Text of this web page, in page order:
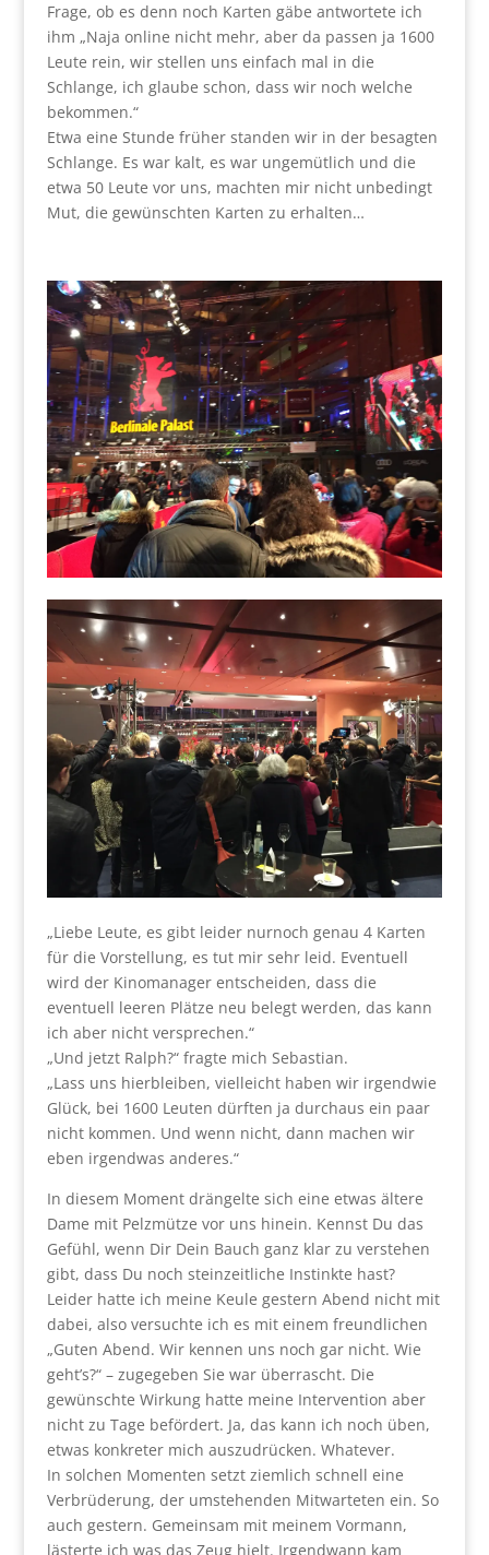
Frage, ob es denn noch Karten gäbe antwortete ich
ihm „Naja online nicht mehr, aber da passen ja 1600
Leute rein, wir stellen uns einfach mal in die
Schlange, ich glaube schon, dass wir noch welche
bekommen.“
Etwa eine Stunde früher standen wir in der besagten
Schlange. Es war kalt, es war ungemütlich und die
etwa 50 Leute vor uns, machten mir nicht unbedingt
Mut, die gewünschten Karten zu erhalten…
„Liebe Leute, es gibt leider nurnoch genau 4 Karten
für die Vorstellung, es tut mir sehr leid. Eventuell
wird der Kinomanager entscheiden, dass die
eventuell leeren Plätze neu belegt werden, das kann
ich aber nicht versprechen.“
„Und jetzt Ralph?“ fragte mich Sebastian.
„Lass uns hierbleiben, vielleicht haben wir irgendwie
Glück, bei 1600 Leuten dürften ja durchaus ein paar
nicht kommen. Und wenn nicht, dann machen wir
eben irgendwas anderes.“
In diesem Moment drängelte sich eine etwas ältere
Dame mit Pelzmütze vor uns hinein. Kennst Du das
Gefühl, wenn Dir Dein Bauch ganz klar zu verstehen
gibt, dass Du noch steinzeitliche Instinkte hast?
Leider hatte ich meine Keule gestern Abend nicht mit
dabei, also versuchte ich es mit einem freundlichen
„Guten Abend. Wir kennen uns noch gar nicht. Wie
geht’s?“ – zugegeben Sie war überrascht. Die
gewünschte Wirkung hatte meine Intervention aber
nicht zu Tage befördert. Ja, das kann ich noch üben,
etwas konkreter mich auszudrücken. Whatever.
In solchen Momenten setzt ziemlich schnell eine
Verbrüderung, der umstehenden Mitwarteten ein. So
auch gestern. Gemeinsam mit meinem Vormann,
lästerte ich was das Zeug hielt. Irgendwann kam